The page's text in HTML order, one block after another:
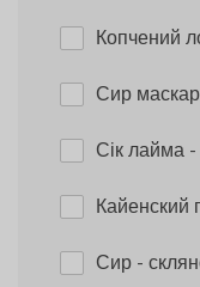
Копчений
Сир
Сік лайма
Кайенский
Сир-